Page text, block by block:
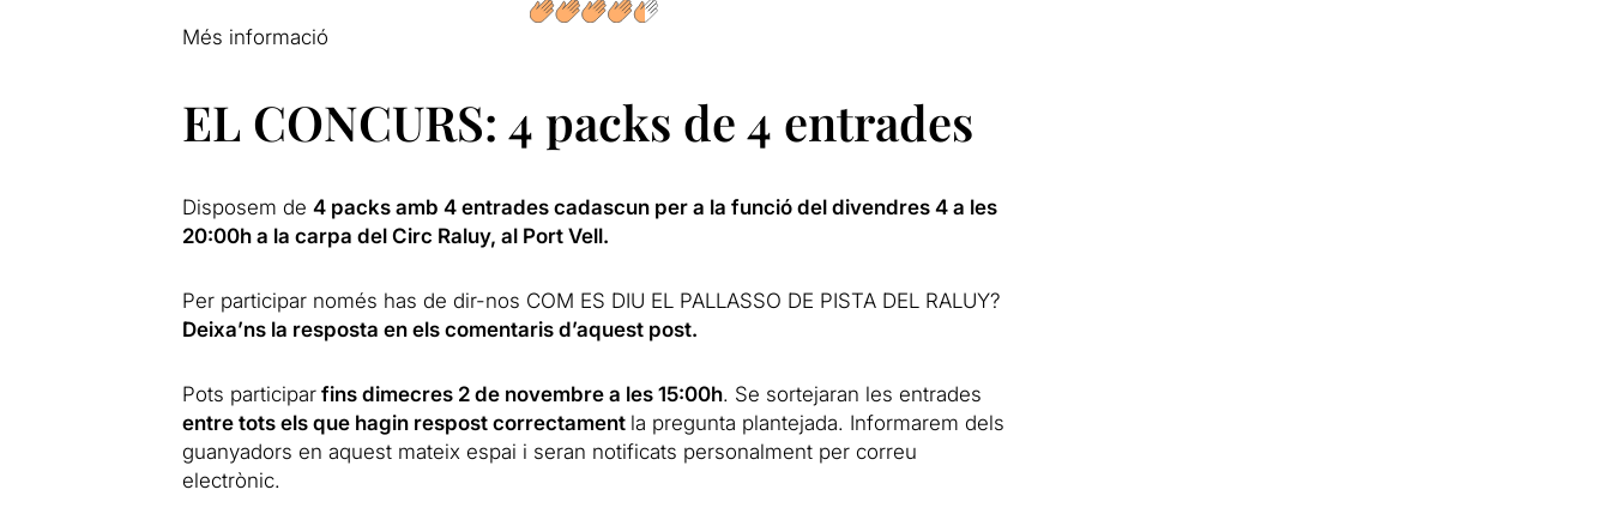
Més informació
EL CONCURS: 4 packs de 4 entrades
Disposem de 4 packs amb 4 entrades cadascunper a la funció del divendres 4 a les
20:00h a la carpa del Circ Raluy, al Port Vell.
Per participar només has de dir-nos COM ES DIU EL PALLASSO DE PISTA DEL RALUY?
Deixa’ns la resposta en els comentaris d’aquest post.
Pots participarfins dimecres 2 de novembre a les 15:00h. Se sortejaran les entrades
entre tots els que hagin respost correctament la pregunta plantejada. Informarem dels
guanyadors en aquest mateix espai i seran notificats personalment per correu
electrònic.